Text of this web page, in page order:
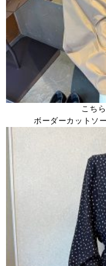
こち
ボーダーカットソ